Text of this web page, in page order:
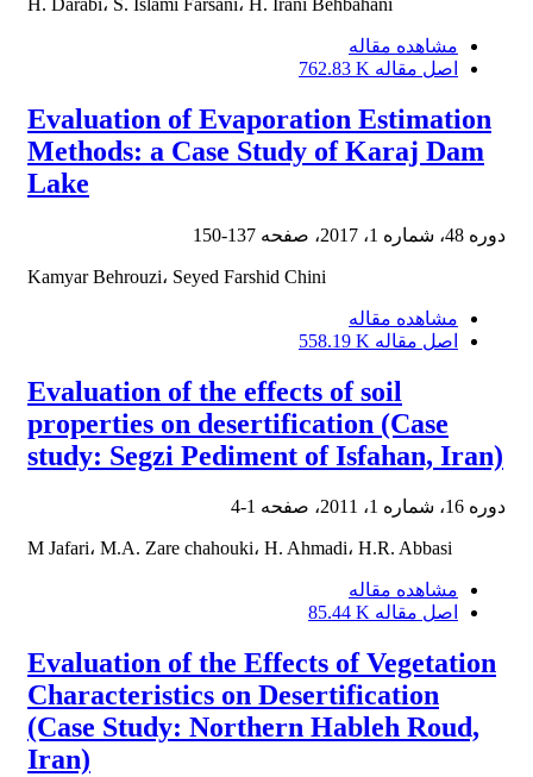
مشاهده مقاله
اصل مقاله 762.83 K
Evaluation of Evaporation Estimation
Methods: a Case Study of Karaj Dam
Lake
دوره 48، شماره 1، 2017، صفحه 137-150
Kamyar Behrouzi، Seyed Farshid Chini
مشاهده مقاله
اصل مقاله 558.19 K
Evaluation of the effects of soil
properties on desertification (Case
study: Segzi Pediment of Isfahan, Iran)
دوره 16، شماره 1، 2011، صفحه 1-4
M Jafari، M.A. Zare chahouki، H. Ahmadi، H.R. Abbasi
مشاهده مقاله
اصل مقاله 85.44 K
Evaluation of the Effects of Vegetation
Characteristics on Desertification
(Case Study: Northern Hableh Roud,
Iran)